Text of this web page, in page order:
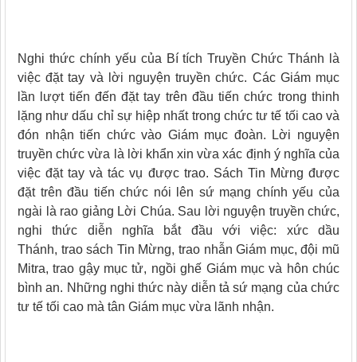
Nghi thức chính yếu của Bí tích Truyền Chức Thánh là
việc đặt tay và lời nguyện truyền chức. Các Giám mục
lần lượt tiến đến đặt tay trên đầu tiến chức trong thinh
lặng như dấu chỉ sự hiệp nhất trong chức tư tế tối cao và
đón nhận tiến chức vào Giám mục đoàn. Lời nguyện
truyền chức vừa là lời khẩn xin vừa xác định ý nghĩa của
việc đặt tay và tác vụ được trao. Sách Tin Mừng được
đặt trên đầu tiến chức nói lên sứ mạng chính yếu của
ngài là rao giảng Lời Chúa. Sau lời nguyện truyền chức,
nghi thức diễn nghĩa bắt đầu với việc: xức dầu
Thánh, trao sách Tin Mừng, trao nhẫn Giám mục, đội mũ
Mitra, trao gậy mục tử, ngồi ghế Giám mục và hôn chúc
bình an. Những nghi thức này diễn tả sứ mạng của chức
tư tế tối cao mà tân Giám mục vừa lãnh nhận.